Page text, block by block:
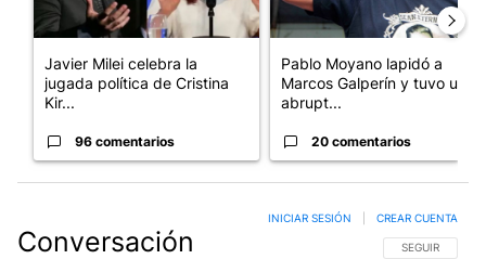
Javier Milei celebra la
jugada política de Cristina
Kir...
96 comentarios
Pablo Moyano lapidó a
Marcos Galperín y tuvo una
abrupt...
20 comentarios
Conversación SIGA ESTA
SEGUIR
INICIAR SESIÓN CREAR CUENTA